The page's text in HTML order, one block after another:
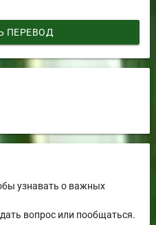
ПЕРЕВОД
узнавать о важных
вопрос или пообщаться.